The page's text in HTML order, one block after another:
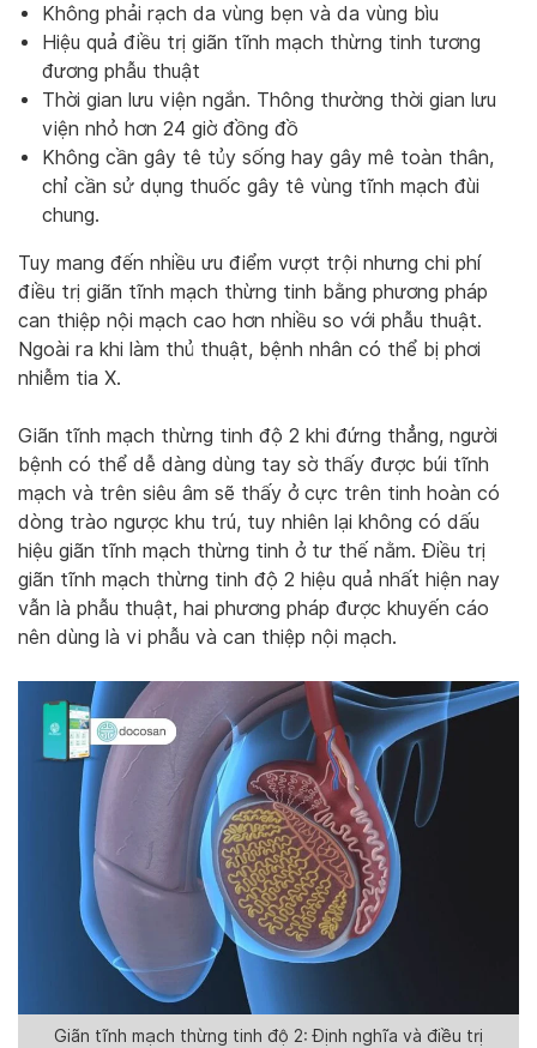
Không phải rạch da vùng bẹn và da vùng bìu
Hiệu quả điều trị giãn tĩnh mạch thừng tinh tương
đương phẫu thuật
Thời gian lưu viện ngắn. Thông thường thời gian lưu
viện nhỏ hơn 24 giờ đồng đồ
Không cần gây tê tủy sống hay gây mê toàn thân,
chỉ cần sử dụng thuốc gây tê vùng tĩnh mạch đùi
chung.
Tuy mang đến nhiều ưu điểm vượt trội nhưng chi phí
điều trị giãn tĩnh mạch thừng tinh bằng phương pháp
can thiệp nội mạch cao hơn nhiều so với phẫu thuật.
Ngoài ra khi làm thủ thuật, bệnh nhân có thể bị phơi
nhiễm tia X.
Giãn tĩnh mạch thừng tinh độ 2 khi đứng thẳng, người
bệnh có thể dễ dàng dùng tay sờ thấy được búi tĩnh
mạch và trên siêu âm sẽ thấy ở cực trên tinh hoàn có
dòng trào ngược khu trú, tuy nhiên lại không có dấu
hiệu giãn tĩnh mạch thừng tinh ở tư thế nằm. Điều trị
giãn tĩnh mạch thừng tinh độ 2 hiệu quả nhất hiện nay
vẫn là phẫu thuật, hai phương pháp được khuyến cáo
nên dùng là vi phẫu và can thiệp nội mạch.
Giãn tĩnh mạch thừng tinh độ 2: Định nghĩa và điều trị